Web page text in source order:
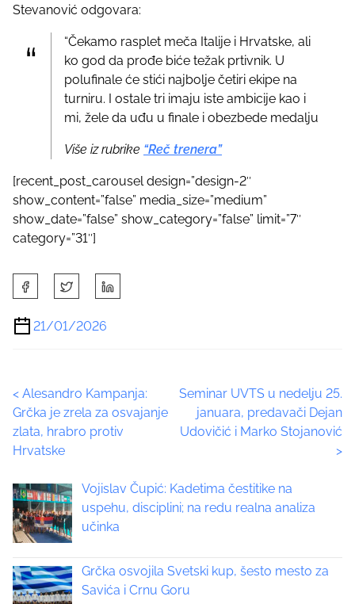
Stevanović odgovara:
“Čekamo rasplet meča Italije i Hrvatske, ali
ko god da prođe biće težak prtivnik. U
polufinale će stići najbolje četiri ekipe na
turniru. I ostale tri imaju iste ambicije kao i
mi, žele da uđu u finale i obezbede medalju
Više iz rubrike “Reč trenera”
[recent_post_carousel design=”design-2″
show_content=”false” media_size=”medium”
show_date=”false” show_category=”false” limit=”7″
category=”31″]
h
a
r
h
i
s
p
s
t
o
:
21/01/2026
P
o
s
t
s
a
< Alesandro Kampanja:
Grčka je zrela za osvajanje
zlata, hrabro protiv
Hrvatske
Seminar UVTS u nedelju 25.
januara, predavači Dejan
Udovičić i Marko Stojanović
>
Vojislav Čupić: Kadetima čestitike na
uspehu, disciplini; na redu realna analiza
učinka
Grčka osvojila Svetski kup, šesto mesto za
Savića i Crnu Goru